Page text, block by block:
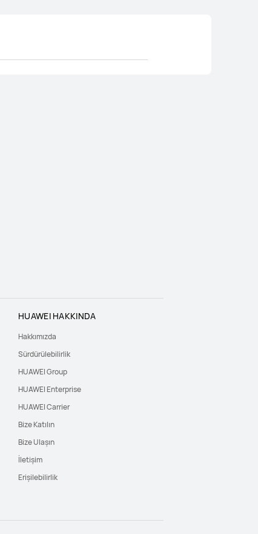
HUAWEI HAKKINDA
Hakkımızda
Sürdürülebilirlik
HUAWEI Group
HUAWEI Enterprise
HUAWEI Carrier
Bize Katılın
Bize Ulaşın
İletişim
Erişilebilirlik